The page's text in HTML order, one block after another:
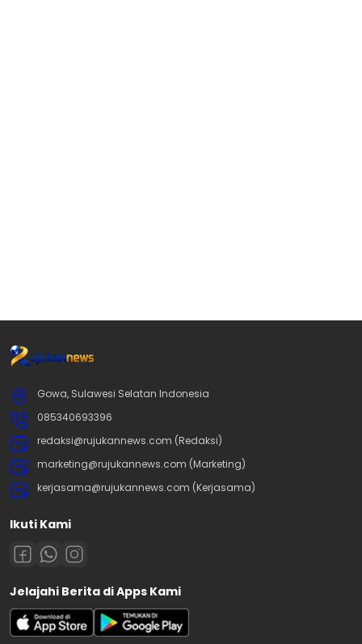
Gowa, Sulawesi Selatan Indonesia
085340693396
redaksi@rujukannews.com (Redaksi)
marketing@rujukannews.com (Marketing)
kerjasama@rujukannews.com (Kerjasama)
Ikuti Kami
Jelajahi Berita di Apps Kami